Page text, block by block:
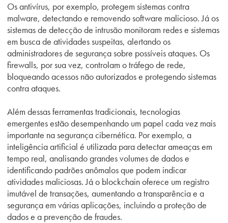
Os antivírus, por exemplo, protegem sistemas contra
malware, detectando e removendo software malicioso. Já os
sistemas de detecção de intrusão monitoram redes e sistemas
em busca de atividades suspeitas, alertando os
administradores de segurança sobre possíveis ataques. Os
firewalls, por sua vez, controlam o tráfego de rede,
bloqueando acessos não autorizados e protegendo sistemas
contra ataques.
Além dessas ferramentas tradicionais, tecnologias
emergentes estão desempenhando um papel cada vez mais
importante na segurança cibernética. Por exemplo, a
inteligência artificial é utilizada para detectar ameaças em
tempo real, analisando grandes volumes de dados e
identificando padrões anômalos que podem indicar
atividades maliciosas. Já o blockchain oferece um registro
imutável de transações, aumentando a transparência e a
segurança em várias aplicações, incluindo a proteção de
dados e a prevenção de fraudes.